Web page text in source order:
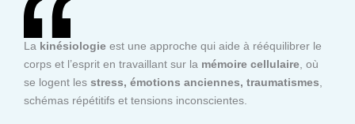
La kinésiologie est une approche qui aide à rééquilibrer le
corps et l’esprit en travaillant sur la mémoire cellulaire, où
se logent les stress, émotions anciennes, traumatismes,
schémas répétitifs et tensions inconscientes.